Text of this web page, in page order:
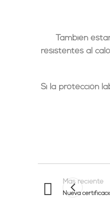
También
resistentes al
Si la protección
Mas reciente
Nueva